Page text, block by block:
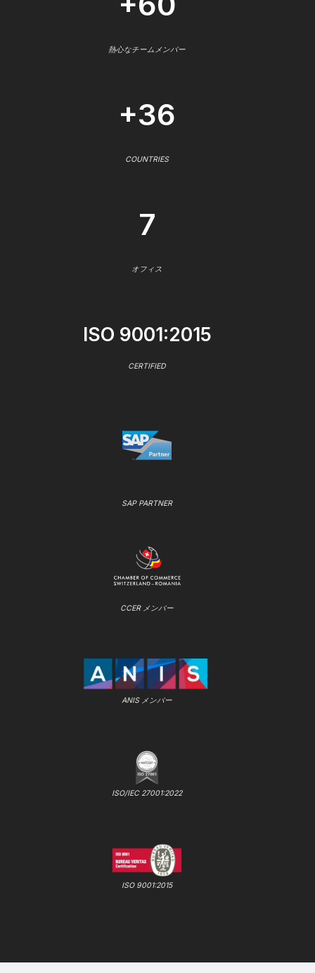
熱心なチームメンバー
+36
COUNTRIES
7
オフィス
ISO 9001:2015
CERTIFIED
SAP PARTNER
CCER メンバー
ANIS メンバー
ISO/IEC 27001:2022
ISO 9001:2015